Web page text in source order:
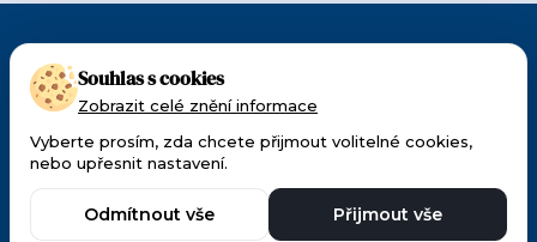
CMI působí v Česku a na Slovensku od 1990.
Patříme k předním dodavatelům techniky a
materiálu pro oftalmologii a ORL.
Weblantis Ochrana osobních
Souhlas s cookies
Zobrazit celé znění informace
Vyberte prosím, zda chcete přijmout volitelné cookies,
nebo upřesnit nastavení.
Odmítnout vše Přijmout vše